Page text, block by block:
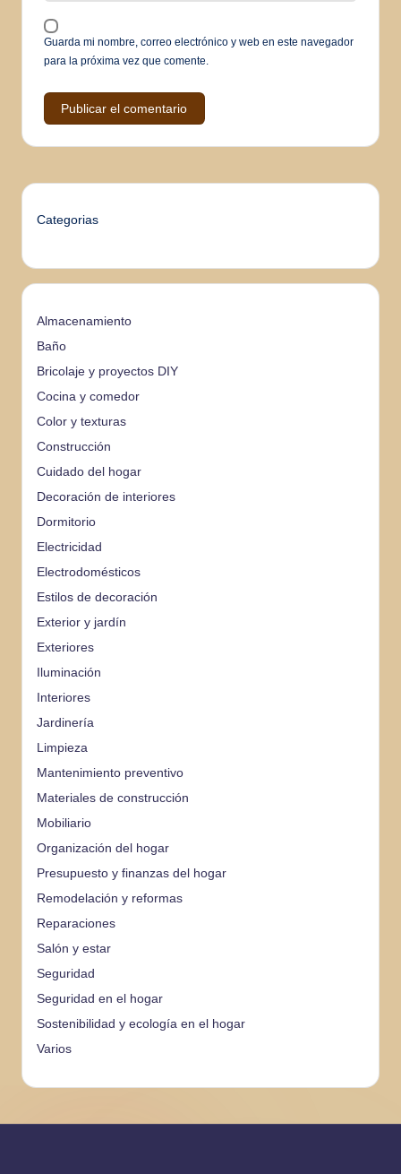
Guarda mi nombre, correo electrónico y web en este navegador
para la próxima vez que comente.
Categorias
Almacenamiento
Baño
Bricolaje y proyectos DIY
Cocina y comedor
Color y texturas
Construcción
Cuidado del hogar
Decoración de interiores
Dormitorio
Electricidad
Electrodomésticos
Estilos de decoración
Exterior y jardín
Exteriores
Iluminación
Interiores
Jardinería
Limpieza
Mantenimiento preventivo
Materiales de construcción
Mobiliario
Organización del hogar
Presupuesto y finanzas del hogar
Remodelación y reformas
Reparaciones
Salón y estar
Seguridad
Seguridad en el hogar
Sostenibilidad y ecología en el hogar
Varios